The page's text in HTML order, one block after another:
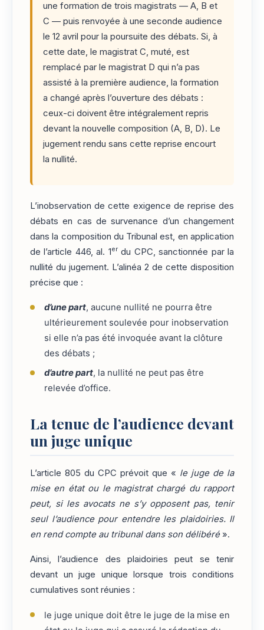
une formation de trois magistrats — A, B et
C — puis renvoyée à une seconde audience
le 12 avril pour la poursuite des débats. Si, à
cette date, le magistrat C, muté, est
remplacé par le magistrat D qui n’a pas
assisté à la première audience, la formation
a changé après l’ouverture des débats :
ceux-ci doivent être intégralement repris
devant la nouvelle composition (A, B, D). Le
jugement rendu sans cette reprise encourt
la nullité.
L’inobservation de cette exigence de reprise des
débats en cas de survenance d’un changement
dans la composition du Tribunal est, en application
de l’article 446, al. 1erdu CPC, sanctionnée par la
nullité du jugement. L’alinéa 2 de cette disposition
précise que :
d’une part, aucune nullité ne pourra être
ultérieurement soulevée pour inobservation
si elle n’a pas été invoquée avant la clôture
des débats ;
d’autre part, la nullité ne peut pas être
relevée d’office.
La tenue de l’audience devant
un juge unique
L’article 805 du CPC prévoit que « le juge de la
mise en état ou le magistrat chargé du rapport
peut, si les avocats ne s’y opposent pas, tenir
seul l’audience pour entendre les plaidoiries. Il
en rend compte au tribunal dans son délibéré».
Ainsi, l’audience des plaidoiries peut se tenir
devant un juge unique lorsque trois conditions
cumulatives sont réunies :
le juge unique doit être le juge de la mise en